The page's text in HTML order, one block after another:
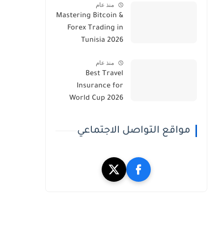
منذ عام
Mastering Bitcoin &
Forex Trading in
Tunisia 2026
منذ عام
Best Travel
Insurance for
World Cup 2026
مواقع التواصل الاجتماعي